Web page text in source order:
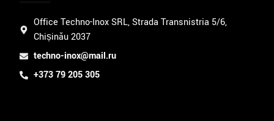
Office Techno-Inox SRL, Strada Transnistria 5/6,
Chișinău 2037
techno-inox@mail.ru
+373 79 205 305